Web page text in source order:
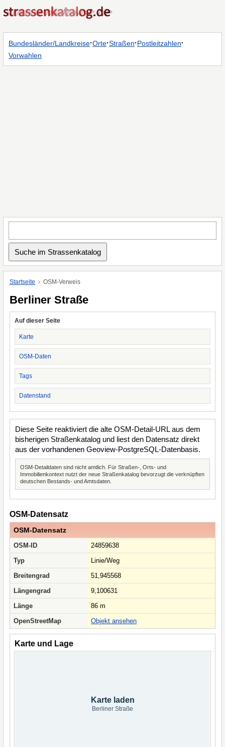
Bundesländer/Landkreise·Orte·Straßen·Postleitzahlen·
Vorwahlen
Startseite OSM-Verweis
Berliner Straße
Auf dieser Seite
Karte
OSM-Daten
Tags
Datenstand
Diese Seite reaktiviert die alte OSM-Detail-URL aus dem
bisherigen Straßenkatalog und liest den Datensatz direkt
aus der vorhandenen Geoview-PostgreSQL-Datenbasis.
OSM-Detaildaten sind nicht amtlich. Für Straßen-, Orts- und
Immobilienkontext nutzt der neue Straßenkatalog bevorzugt die verknüpften
deutschen Bestands- und Amtsdaten.
OSM-Datensatz
OSM-Datensatz
OSM-ID
24859638
Typ
Linie/Weg
Breitengrad
51,945568
Längengrad
9,100631
Länge
86 m
OpenStreetMap
Objekt ansehen
Karte und Lage
Karte laden
Berliner Straße